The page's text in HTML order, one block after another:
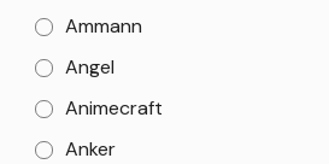
Ammann
Angel
Animecraft
Anker